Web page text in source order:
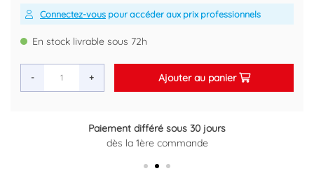
Connectez-vous pour accéder aux prix professionnels
En stock livrable sous 72h
- + Ajouter au panier